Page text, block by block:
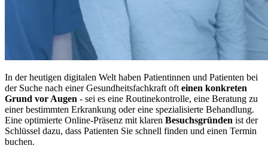
In der heutigen digitalen Welt haben Patientinnen und Patienten bei
der Suche nach einer Gesundheitsfachkraft oft einen konkreten
Grund vor Augen - sei es eine Routinekontrolle, eine Beratung zu
einer bestimmten Erkrankung oder eine spezialisierte Behandlung.
Eine optimierte Online-Präsenz mit klaren Besuchsgründen ist der
Schlüssel dazu, dass Patienten Sie schnell finden und einen Termin
buchen.